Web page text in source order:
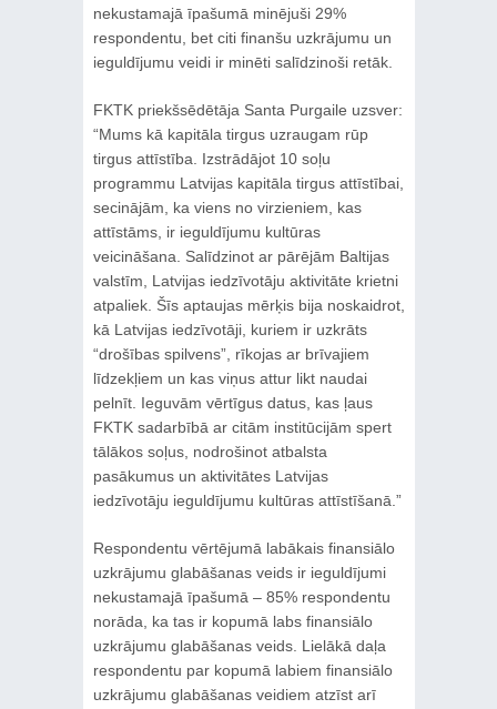
nekustamajā īpašumā minējuši 29%
respondentu, bet citi finanšu uzkrājumu un
ieguldījumu veidi ir minēti salīdzinoši retāk.
FKTK priekšsēdētāja Santa Purgaile uzsver:
“Mums kā kapitāla tirgus uzraugam rūp
tirgus attīstība. Izstrādājot 10 soļu
programmu Latvijas kapitāla tirgus attīstībai,
secinājām, ka viens no virzieniem, kas
attīstāms, ir ieguldījumu kultūras
veicināšana. Salīdzinot ar pārējām Baltijas
valstīm, Latvijas iedzīvotāju aktivitāte krietni
atpaliek. Šīs aptaujas mērķis bija noskaidrot,
kā Latvijas iedzīvotāji, kuriem ir uzkrāts
“drošības spilvens”, rīkojas ar brīvajiem
līdzekļiem un kas viņus attur likt naudai
pelnīt. Ieguvām vērtīgus datus, kas ļaus
FKTK sadarbībā ar citām institūcijām spert
tālākos soļus, nodrošinot atbalsta
pasākumus un aktivitātes Latvijas
iedzīvotāju ieguldījumu kultūras attīstīšanā.”
Respondentu vērtējumā labākais finansiālo
uzkrājumu glabāšanas veids ir ieguldījumi
nekustamajā īpašumā – 85% respondentu
norāda, ka tas ir kopumā labs finansiālo
uzkrājumu glabāšanas veids. Lielākā daļa
respondentu par kopumā labiem finansiālo
uzkrājumu glabāšanas veidiem atzīst arī